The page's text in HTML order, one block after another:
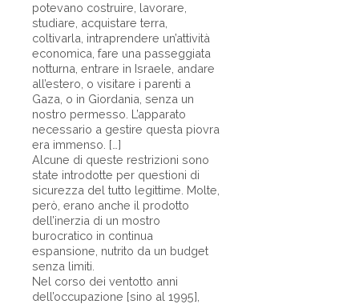
potevano costruire, lavorare,
studiare, acquistare terra,
coltivarla, intraprendere un’attività
economica, fare una passeggiata
notturna, entrare in Israele, andare
all’estero, o visitare i parenti a
Gaza, o in Giordania, senza un
nostro permesso. L’apparato
necessario a gestire questa piovra
era immenso. […]
Alcune di queste restrizioni sono
state introdotte per questioni di
sicurezza del tutto legittime. Molte,
però, erano anche il prodotto
dell’inerzia di un mostro
burocratico in continua
espansione, nutrito da un budget
senza limiti.
Nel corso dei ventotto anni
dell’occupazione [sino al 1995],